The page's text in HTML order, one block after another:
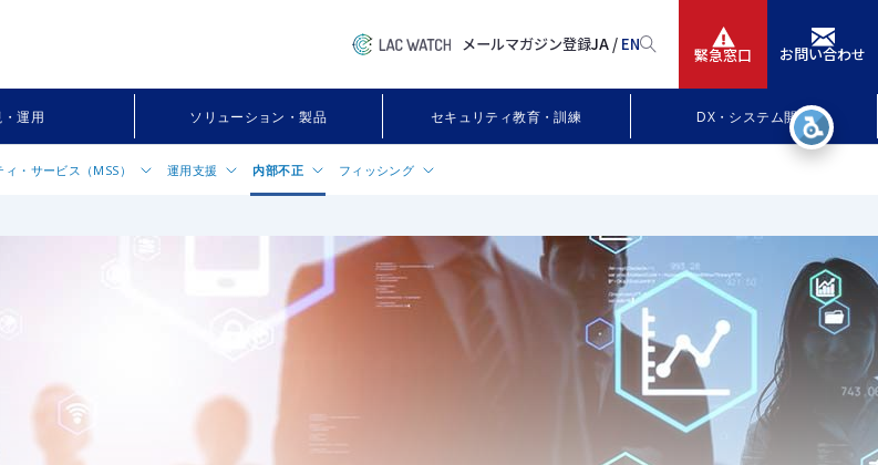
メールマガジン登録JA / EN 緊急窓口 お問い合わせ
・運用 ソリューション・製品 セキュリティ教育・訓練 DX・システム開発
・サービス（MSS）
ージド・セキュリティ・サービ
運用
運用支援
AWS Shield Advanced導入・運用サービ
AIクラウドセキュリティ運用支援
ASM（アタックサーフェス管理）サービス
内部不正
JSOC 内部脅威検知サービス
フィッシング
フィッシングサイト検知・対策サービス
サービス
ニュースリリース
IR情報